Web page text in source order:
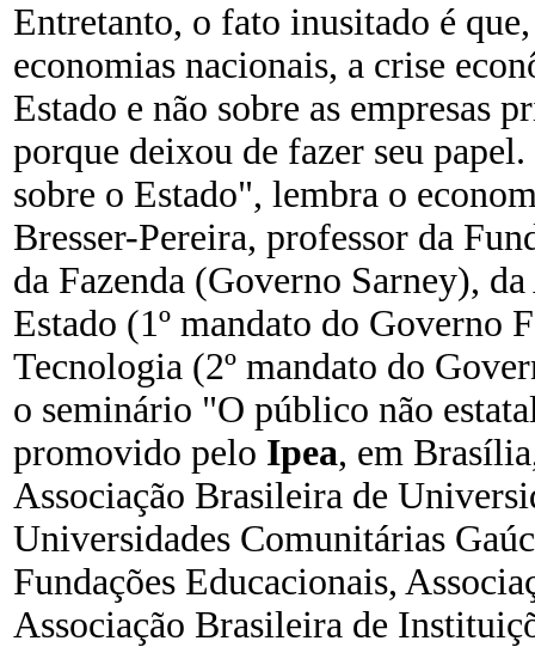
Entretanto, o fato inusitado é
economias nacionais, a crise
Estado e não sobre as empresas
porque deixou de fazer seu
sobre o Estado", lembra o
Bresser-Pereira, professor da
da Fazenda (Governo Sarney),
Estado (1º mandato do Governo
Tecnologia (2º mandato do
o seminário "O público não
promovido pelo Ipea, em
Associação Brasileira de
Universidades Comunitárias
Fundações Educacionais,
Associação Brasileira de